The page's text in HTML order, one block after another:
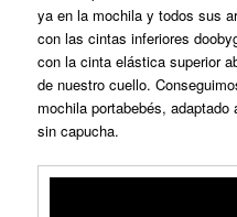
ya en la mochila y todos sus
con las cintas inferiores
con la cinta elástica superior
de nuestro cuello.
mochila portabebés,
sin capucha.